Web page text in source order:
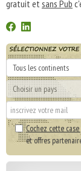
gratuit etsans Pub
Cochez cette
et offres